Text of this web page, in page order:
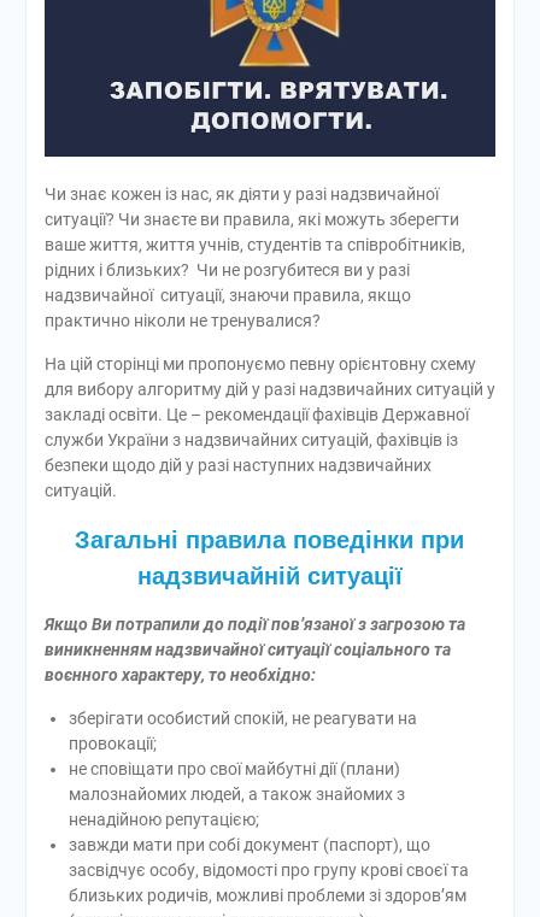
впевнений крок до
майбутньої професії
🎓 Випускний-2026 —
день, який назавжди
залишиться у наших
підготовка до нового
навчального року та
перебіг вступної кампанії
Чи знає кожен із нас, як діяти у разі надзвичайної
ситуації? Чи знаєте ви правила, які можуть зберегти
ваше життя, життя учнів, студентів та співробітників,
рідних і близьких? Чи не розгубитеся ви у разі
надзвичайної ситуації, знаючи правила, якщо
практично ніколи не тренувалися?
На цій сторінці ми пропонуємо певну орієнтовну схему
для вибору алгоритму дій у разі надзвичайних ситуацій у
закладі освіти. Це – рекомендації фахівців Державної
служби України з надзвичайних ситуацій, фахівців із
безпеки щодо дій у разі наступних надзвичайних
ситуацій.
Загальні правила поведінки при
надзвичайній ситуації
Якщо Ви потрапили до події пов’язаної з загрозою та
виникненням надзвичайної ситуації соціального та
воєнного характеру, то необхідно:
зберігати особистий спокій, не реагувати на
провокації;
не сповіщати про свої майбутні дії (плани)
малознайомих людей, а також знайомих з
ненадійною репутацією;
завжди мати при собі документ (паспорт), що
засвідчує особу, відомості про групу крові своєї та
близьких родичів, можливі проблеми зі здоров’ям